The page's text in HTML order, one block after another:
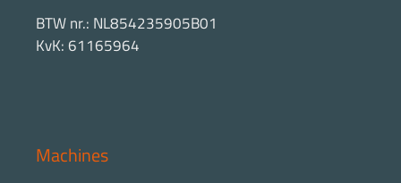
BTW nr.: NL854235905B01
KvK: 61165964
Machines